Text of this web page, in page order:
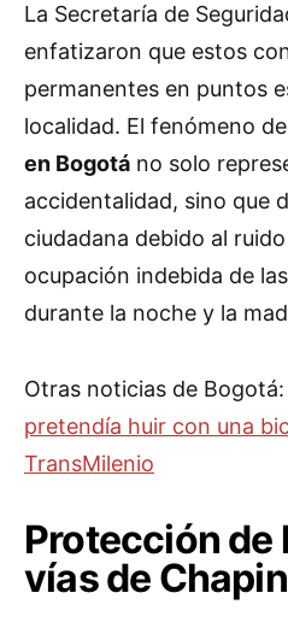
La Secretaría de
enfatizaron que estos
permanentes en puntos
localidad. El fenómeno
en Bogotá no solo
accidentalidad, sino que
ciudadana debido al
ocupación indebida de
durante la noche y la
Otras noticias de Bogotá:
pretendía huir con una
TransMilenio
Protección de
vías de